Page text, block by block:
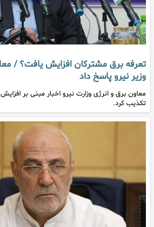
تعرفه برق مشترکان افزایش یافت؟ /
وزیر نیرو پاسخ داد
معاون برق و انرژی وزارت نیرو اخبار مبنی بر
تکذیب کرد.